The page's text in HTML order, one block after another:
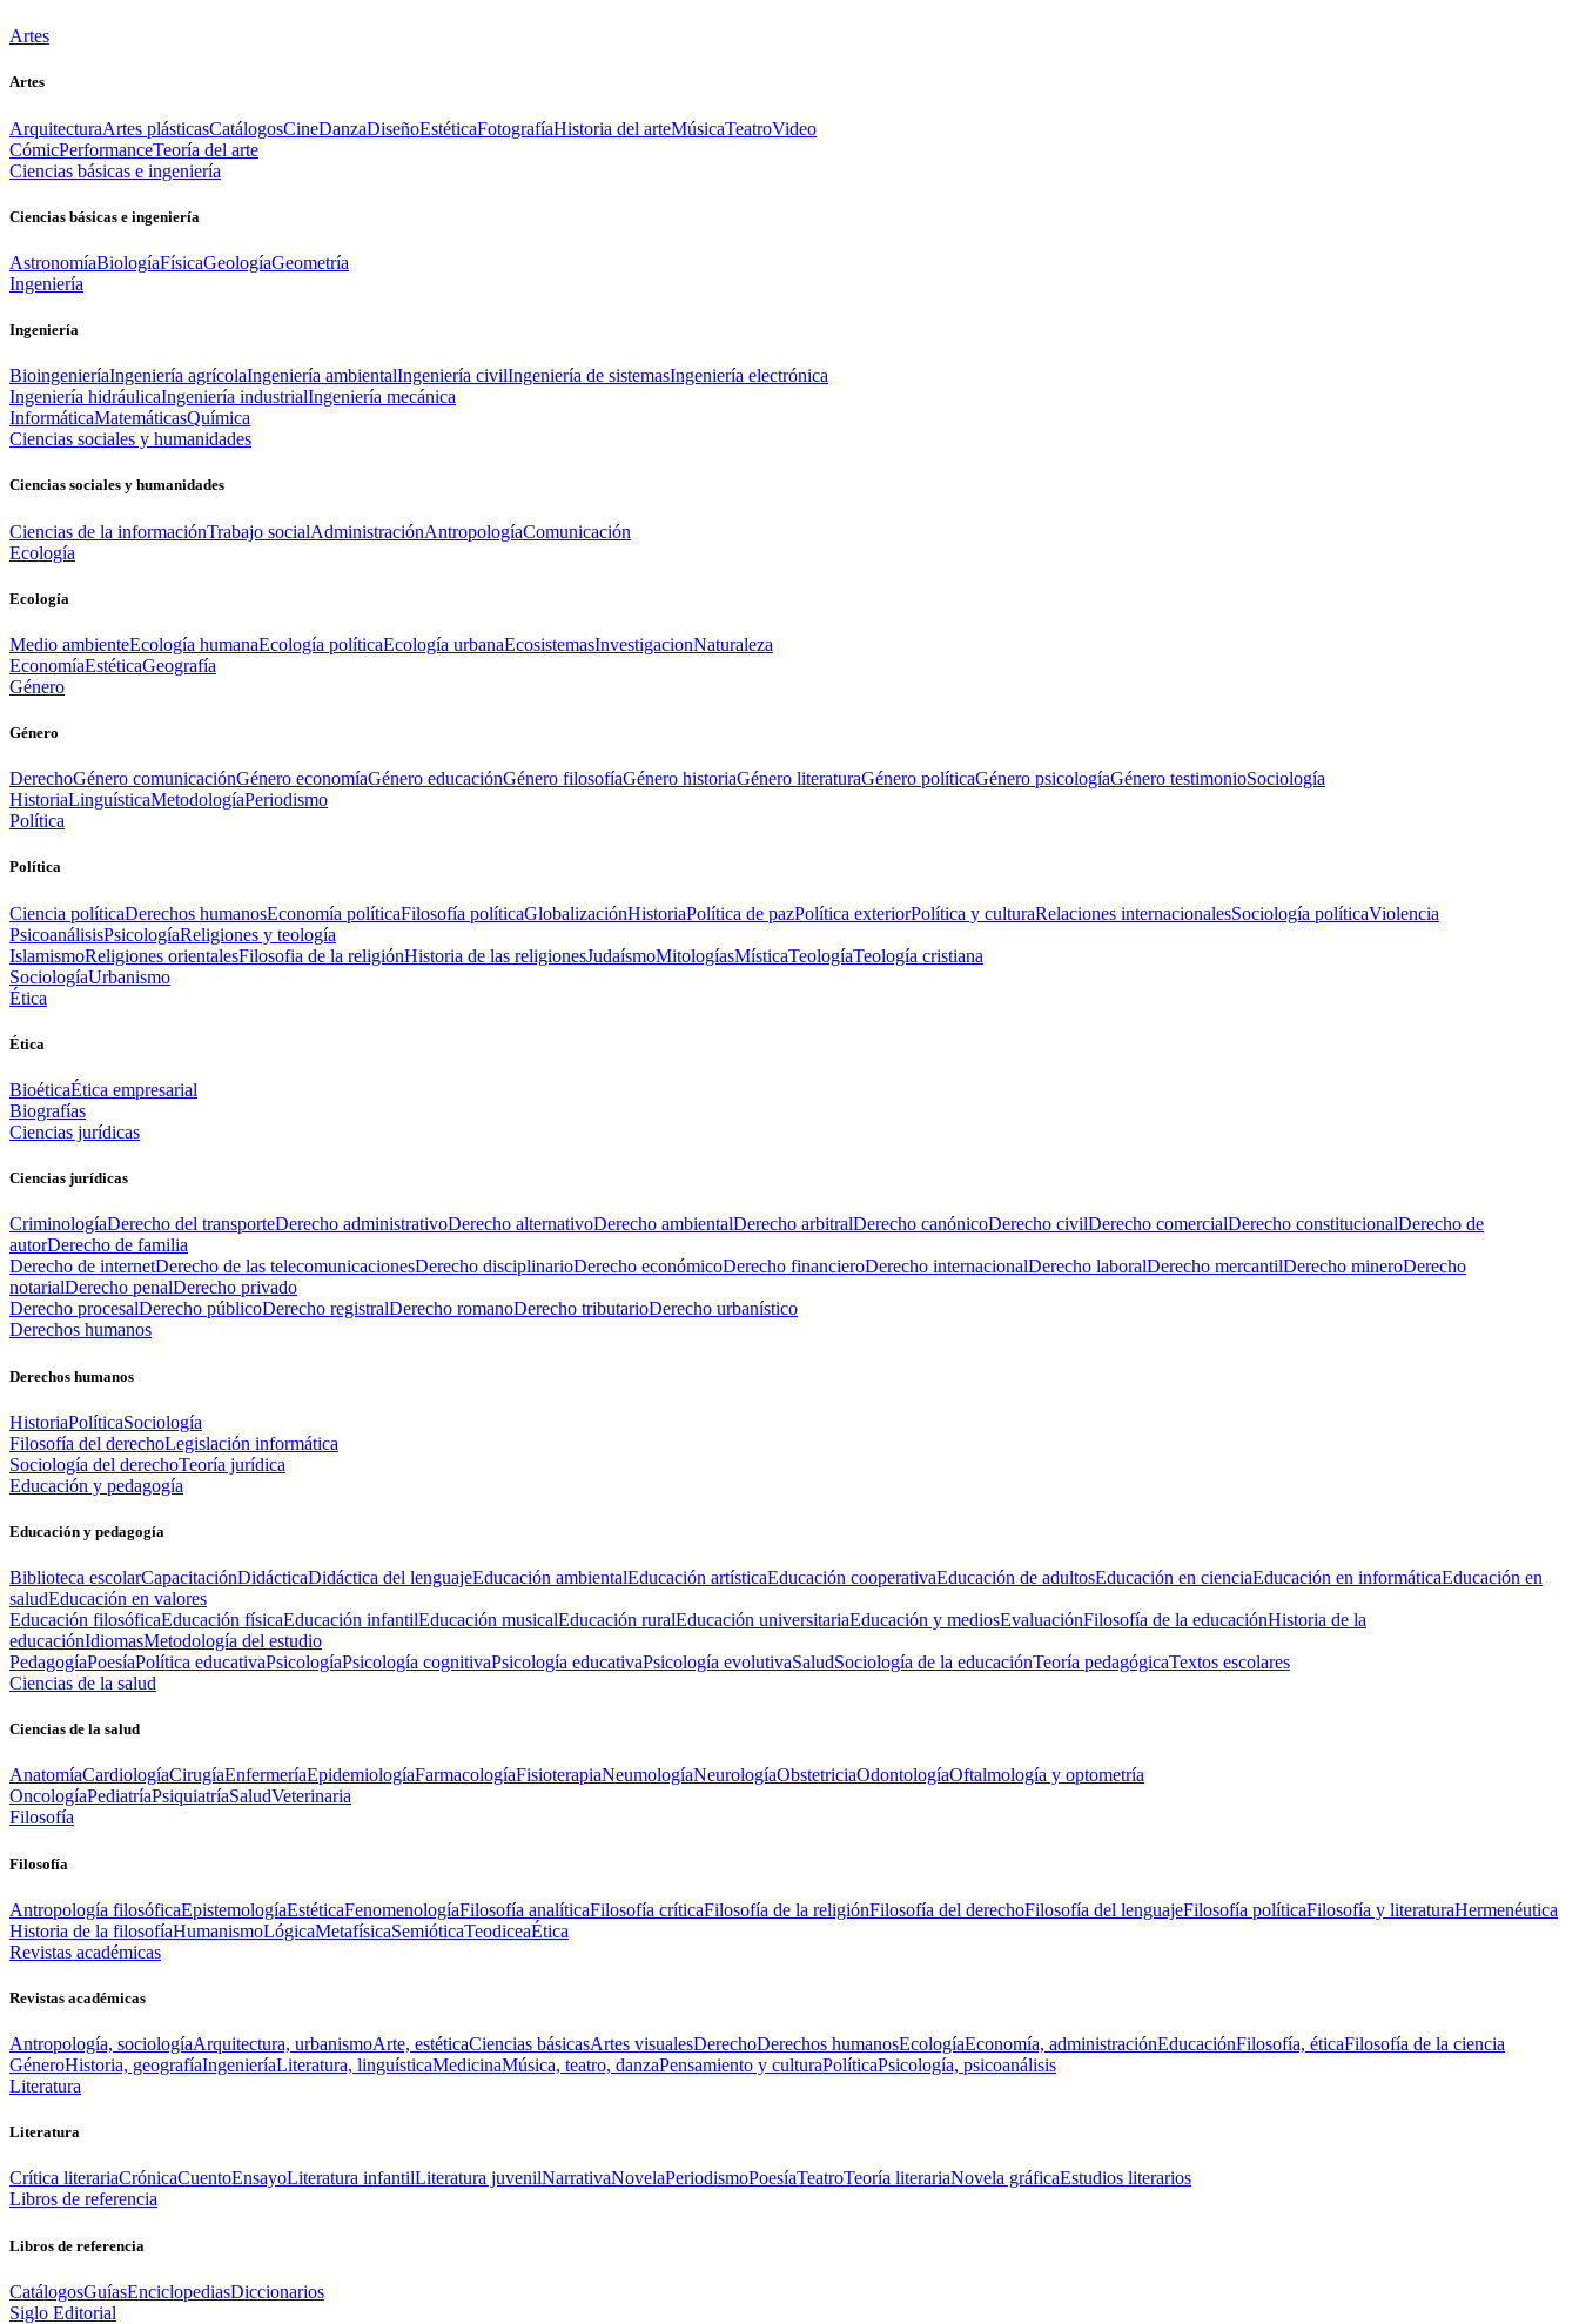
Artes
Artes
ArquitecturaArtes plásticasCatálogosCineDanzaDiseñoEstéticaFotografíaHistoria del arteMúsicaTeatroVideo
CómicPerformanceTeoría del arte
Ciencias básicas e ingeniería
Ciencias básicas e ingeniería
AstronomíaBiologíaFísicaGeologíaGeometría
Ingeniería
Ingeniería
BioingenieríaIngeniería agrícolaIngeniería ambientalIngeniería civilIngeniería de sistemasIngeniería electrónica
Ingeniería hidráulicaIngeniería industrialIngeniería mecánica
InformáticaMatemáticasQuímica
Ciencias sociales y humanidades
Ciencias sociales y humanidades
Ciencias de la informaciónTrabajo socialAdministraciónAntropologíaComunicación
Ecología
Ecología
Medio ambienteEcología humanaEcología políticaEcología urbanaEcosistemasInvestigacionNaturaleza
EconomíaEstéticaGeografía
Género
Género
DerechoGénero comunicaciónGénero economíaGénero educaciónGénero filosofíaGénero historiaGénero literaturaGénero políticaGénero psicologíaGénero testimonioSociología
HistoriaLinguísticaMetodologíaPeriodismo
Política
Política
Ciencia políticaDerechos humanosEconomía políticaFilosofía políticaGlobalizaciónHistoriaPolítica de pazPolítica exteriorPolítica y culturaRelaciones internacionalesSociología políticaViolencia
PsicoanálisisPsicologíaReligiones y teología
IslamismoReligiones orientalesFilosofia de la religiónHistoria de las religionesJudaísmoMitologíasMísticaTeologíaTeología cristiana
SociologíaUrbanismo
Ética
Ética
BioéticaÉtica empresarial
Biografías
Ciencias jurídicas
Ciencias jurídicas
CriminologíaDerecho del transporteDerecho administrativoDerecho alternativoDerecho ambientalDerecho arbitralDerecho canónicoDerecho civilDerecho comercialDerecho constitucionalDerecho de
autorDerecho de familia
Derecho de internetDerecho de las telecomunicacionesDerecho disciplinarioDerecho económicoDerecho financieroDerecho internacionalDerecho laboralDerecho mercantilDerecho mineroDerecho
notarialDerecho penalDerecho privado
Derecho procesalDerecho públicoDerecho registralDerecho romanoDerecho tributarioDerecho urbanístico
Derechos humanos
Derechos humanos
HistoriaPolíticaSociología
Filosofía del derechoLegislación informática
Sociología del derechoTeoría jurídica
Educación y pedagogía
Educación y pedagogía
Biblioteca escolarCapacitaciónDidácticaDidáctica del lenguajeEducación ambientalEducación artísticaEducación cooperativaEducación de adultosEducación en cienciaEducación en informáticaEducación en
saludEducación en valores
Educación filosóficaEducación físicaEducación infantilEducación musicalEducación ruralEducación universitariaEducación y mediosEvaluaciónFilosofía de la educaciónHistoria de la
educaciónIdiomasMetodología del estudio
PedagogíaPoesíaPolítica educativaPsicologíaPsicología cognitivaPsicología educativaPsicología evolutivaSaludSociología de la educaciónTeoría pedagógicaTextos escolares
Ciencias de la salud
Ciencias de la salud
AnatomíaCardiologíaCirugíaEnfermeríaEpidemiologíaFarmacologíaFisioterapiaNeumologíaNeurologíaObstetriciaOdontologíaOftalmología y optometría
OncologíaPediatríaPsiquiatríaSaludVeterinaria
Filosofía
Filosofía
Antropología filosóficaEpistemologíaEstéticaFenomenologíaFilosofía analíticaFilosofía críticaFilosofía de la religiónFilosofía del derechoFilosofía del lenguajeFilosofía políticaFilosofía y literaturaHermenéutica
Historia de la filosofíaHumanismoLógicaMetafísicaSemióticaTeodiceaÉtica
Revistas académicas
Revistas académicas
Antropología, sociologíaArquitectura, urbanismoArte, estéticaCiencias básicasArtes visualesDerechoDerechos humanosEcologíaEconomía, administraciónEducaciónFilosofía, éticaFilosofía de la ciencia
GéneroHistoria, geografíaIngenieríaLiteratura, linguísticaMedicinaMúsica, teatro, danzaPensamiento y culturaPolíticaPsicología, psicoanálisis
Literatura
Literatura
Crítica literariaCrónicaCuentoEnsayoLiteratura infantilLiteratura juvenilNarrativaNovelaPeriodismoPoesíaTeatroTeoría literariaNovela gráficaEstudios literarios
Libros de referencia
Libros de referencia
CatálogosGuíasEnciclopediasDiccionarios
Siglo Editorial